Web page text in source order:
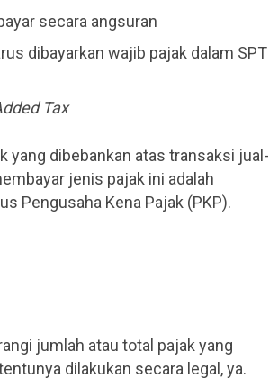
secara angsuran
dibayarkan wajib pajak dalam SPT
Tax
yang dibebankan atas transaksi jual-
jenis pajak ini adalah
Pengusaha Kena Pajak (PKP).
jumlah atau total pajak yang
dilakukan secara legal, ya.